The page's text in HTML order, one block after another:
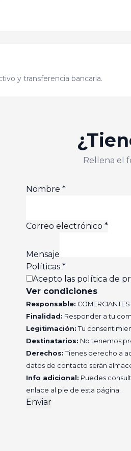
y transferencia bancaria.
Rellena el
Nombre *
Correo electrónico *
Mensaje
Políticas *
Acepto las política de
Ver condiciones
Responsable:
Finalidad: Responder a tu
Legitimación: Tu
Destinatarios: No tenemos
Derechos: Tienes derecho a
datos de contacto serán
Info adicional: Puedes
enlace al pie de esta página.
Enviar